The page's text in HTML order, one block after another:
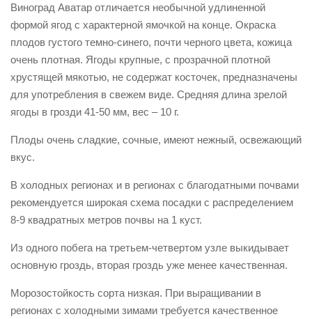
Виноград Аватар отличается необычной удлиненной
формой ягод с характерной ямочкой на конце. Окраска
плодов густого темно-синего, почти черного цвета, кожица
очень плотная. Ягоды крупные, с прозрачной плотной
хрустящей мякотью, не содержат косточек, предназначены
для употребления в свежем виде. Средняя длина зрелой
ягоды в грозди 41-50 мм, вес – 10 г.
Плоды очень сладкие, сочные, имеют нежный, освежающий
вкус.
В холодных регионах и в регионах с благодатными почвами
рекомендуется широкая схема посадки с распределением
8-9 квадратных метров почвы на 1 куст.
Из одного побега на третьем-четвертом узле выкидывает
основную гроздь, вторая гроздь уже менее качественная.
Морозостойкость сорта низкая. При выращивании в
регионах с холодными зимами требуется качественное